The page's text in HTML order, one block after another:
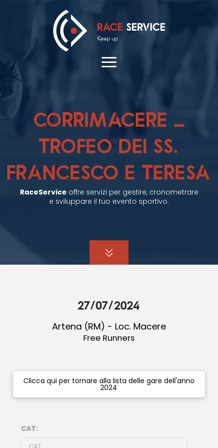
CORRIMACERE –
TROFEO DEI SS.
FRANCESCO E TERESA
RaceService offre servizi per gestire, cronometrare
e sviluppare il tuo evento sportivo.
27/07/2024
Artena (RM) - Loc. Macere
Free Runners
Clicca qui per tornare alla lista delle gare dell'anno
2024
CAT: